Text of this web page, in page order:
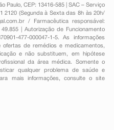
Paulo, CEP: 13416-585 | SAC – Serviço
2120 (Segunda à Sexta das 8h às 20h/
/ Farmacêutica responsável:
| Autorização de Funcionamento
477-000047-1-5. As informações
de remédios e medicamentos,
e não substituem, em hipótese
da área médica. Somente o
qualquer problema de saúde e
mais informações, consulte o site